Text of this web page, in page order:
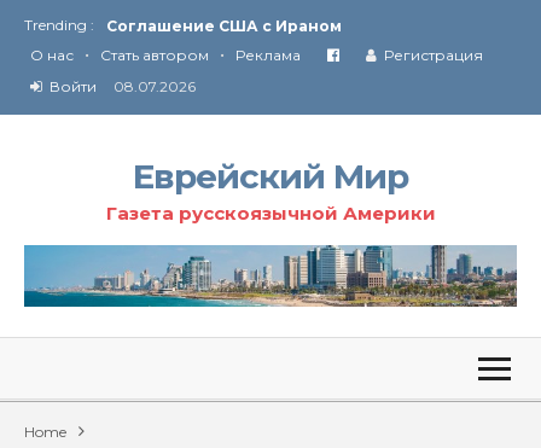
Trending :
Технология Революции в Иране
От Ирана до Ливана и Газы
О нас • Стать автором • Реклама
Регистрация
Войти
08.07.2026
Еврейский Мир
Газета русскоязычной Америки
Home